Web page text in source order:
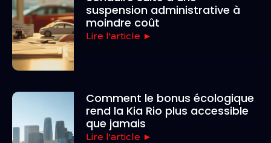
suspension administrative à
moindre coût
Lire l'article ►
Comment le bonus écologique
rend la Kia Rio plus accessible
que jamais
Lire l'article ►